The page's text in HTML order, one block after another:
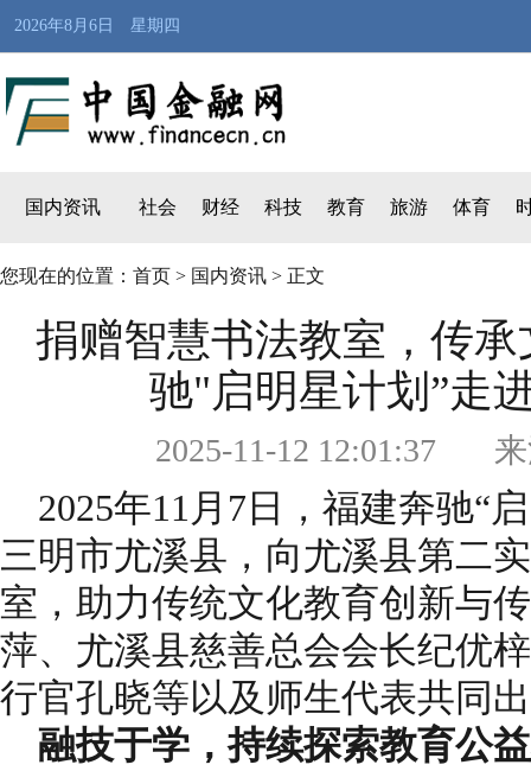
2026年8月6日 星期四
国内资讯 社会 财经 科技 教育 旅游 体育
您现在的位置： 首页 > 国内资讯 > 正文
捐赠智慧书法教室，传
驰"启明星计划”走
2025-11-12
2025年11月7日，福建奔驰“
三明市尤溪县，向尤溪县第二
室，助力传统文化教育创新与
萍、尤溪县慈善总会会长纪优
行官孔晓等以及师生代表共同
融技于学 ，持续探索教育公